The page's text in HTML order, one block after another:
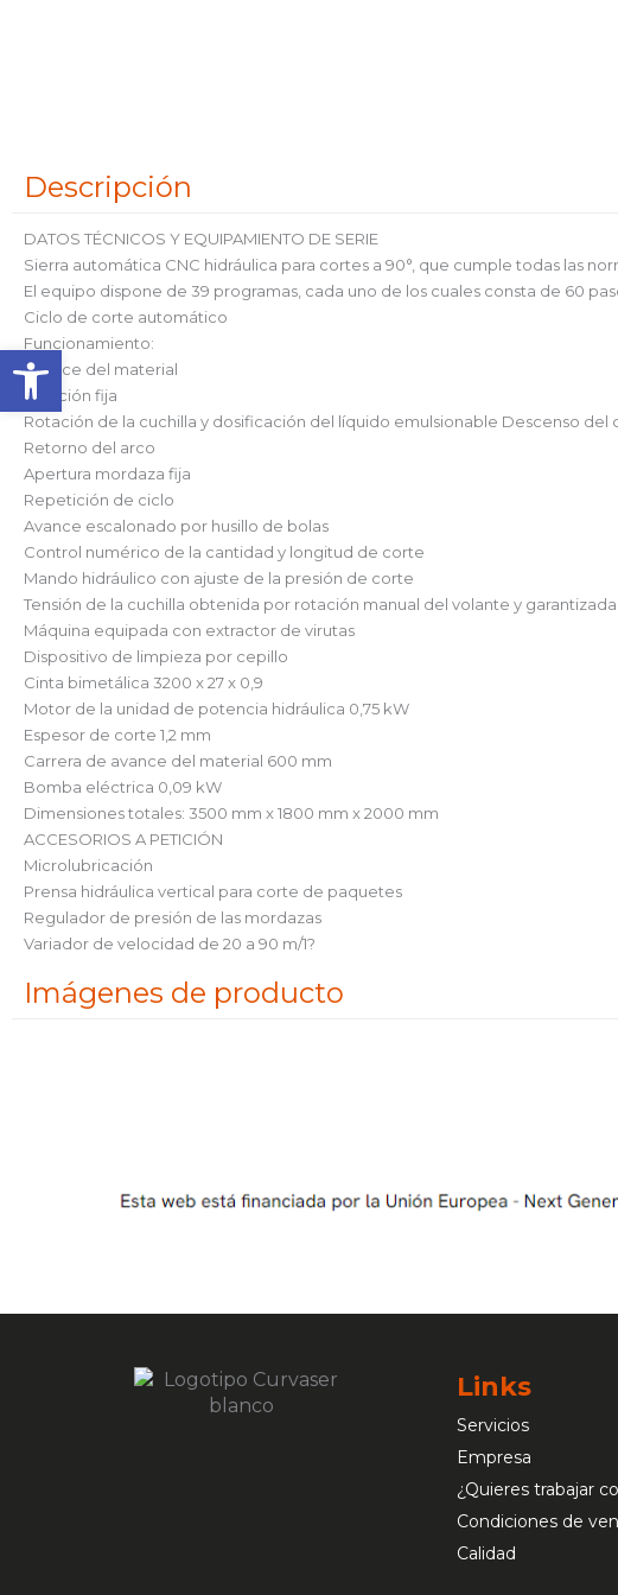
Abrir barra de herramientas
Descripción
DATOS TÉCNICOS Y EQUIPAMIENTO DE SERIE
Sierra automática CNC hidráulica para cortes a 90°, que cumple todas las
El equipo dispone de 39 programas, cada uno de los cuales consta de 60
Ciclo de corte automático
Funcionamiento:
Avance del material
Sujeción fija
Rotación de la cuchilla y dosificación del líquido emulsionable Descenso
Retorno del arco
Apertura mordaza fija
Repetición de ciclo
Avance escalonado por husillo de bolas
Control numérico de la cantidad y longitud de corte
Mando hidráulico con ajuste de la presión de corte
Tensión de la cuchilla obtenida por rotación manual del volante y
Máquina equipada con extractor de virutas
Dispositivo de limpieza por cepillo
Cinta bimetálica 3200 x 27 x 0,9
Motor de la unidad de potencia hidráulica 0,75 kW
Espesor de corte 1,2 mm
Carrera de avance del material 600 mm
Bomba eléctrica 0,09 kW
Dimensiones totales: 3500 mm x 1800 mm x 2000 mm
ACCESORIOS A PETICIÓN
Microlubricación
Prensa hidráulica vertical para corte de paquetes
Regulador de presión de las mordazas
Variador de velocidad de 20 a 90 m/1?
Imágenes de producto
Links
Servicios
Empresa
¿Quieres trabajar
Condiciones de
Calidad